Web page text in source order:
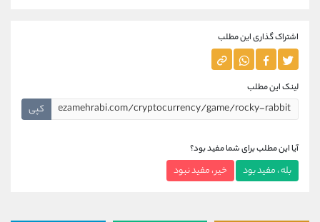
اشتراک گذاری این مطلب
لینک این مطلب
کپی
آیا این مطلب برای شما مفید بود؟
بله ، مفید بود خیر ، مفید نبود